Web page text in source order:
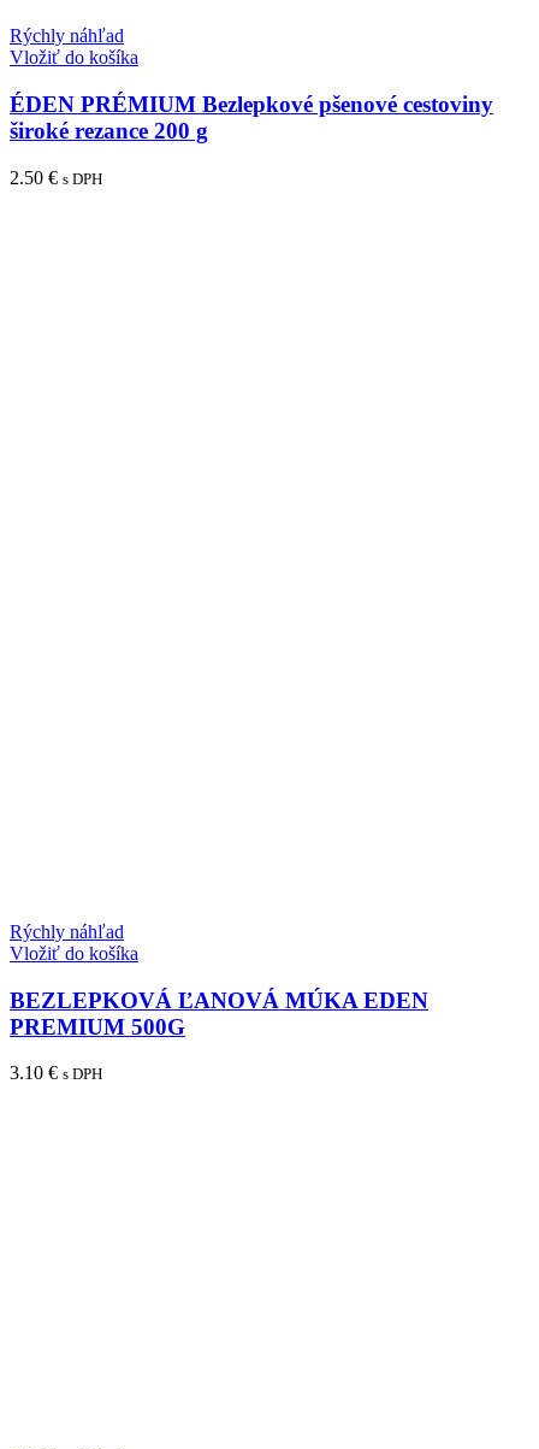
Rýchly náhľad
Vložiť do košíka
ÉDEN PRÉMIUM Bezlepkové pšenové cestoviny
široké rezance 200 g
2.50 € s DPH
Rýchly náhľad
Vložiť do košíka
BEZLEPKOVÁ ĽANOVÁ MÚKA EDEN
PREMIUM 500G
3.10 € s DPH